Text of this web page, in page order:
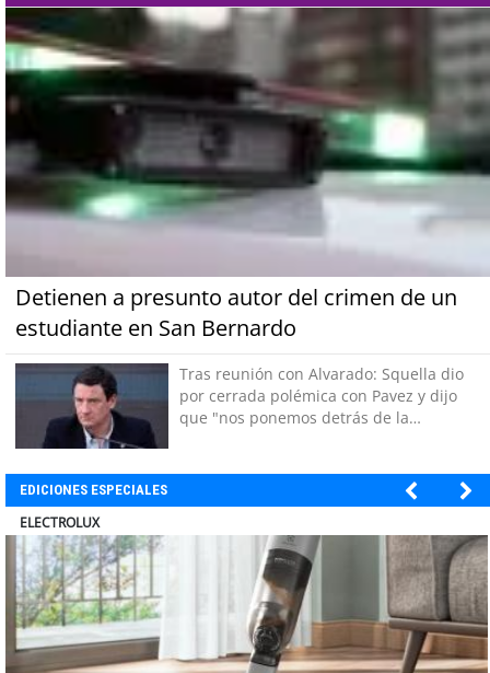
Detienen a presunto autor del crimen de un
estudiante en San Bernardo
Tras reunión con Alvarado: Squella dio
por cerrada polémica con Pavez y dijo
que "nos ponemos detrás de la
EDICIONES ESPECIALES
MUTUAL